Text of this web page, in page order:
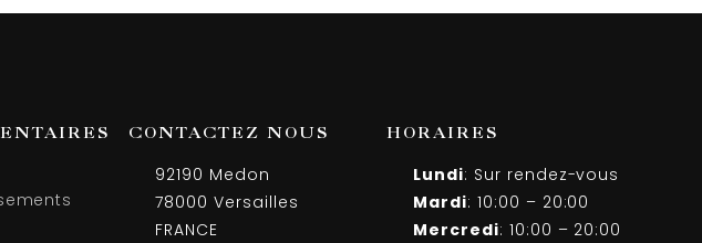
CONTACTEZ NOUS
92190 Medon
78000 Versailles
FRANCE
HORAIRES
Lundi: Sur rendez-vous
Mardi: 10:00 – 20:00
Mercredi: 10:00 – 20:00